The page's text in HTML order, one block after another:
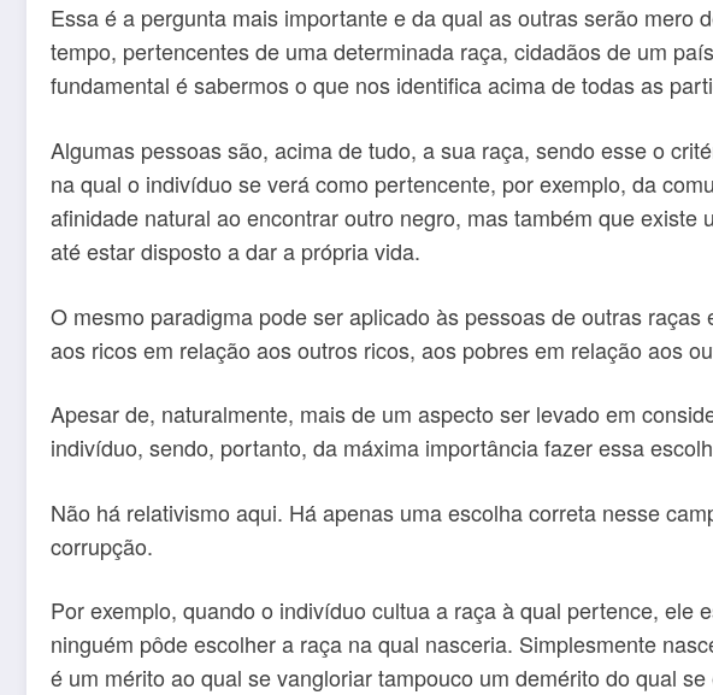
Essa é a pergunta mais importante e da qual as outras serão
tempo, pertencentes de uma determinada raça, cidadãos de um
fundamental é sabermos o que nos identifica acima de todas as
Algumas pessoas são, acima de tudo, a sua raça, sendo esse o
na qual o indivíduo se verá como pertencente, por exemplo, da
afinidade natural ao encontrar outro negro, mas também que
até estar disposto a dar a própria vida.
O mesmo paradigma pode ser aplicado às pessoas de outras
aos ricos em relação aos outros ricos, aos pobres em relação aos
Apesar de, naturalmente, mais de um aspecto ser levado em
indivíduo, sendo, portanto, da máxima importância fazer essa
Não há relativismo aqui. Há apenas uma escolha correta nesse
corrupção.
Por exemplo, quando o indivíduo cultua a raça à qual pertence,
ninguém pôde escolher a raça na qual nasceria. Simplesmente
é um mérito ao qual se vangloriar tampouco um demérito do qual se